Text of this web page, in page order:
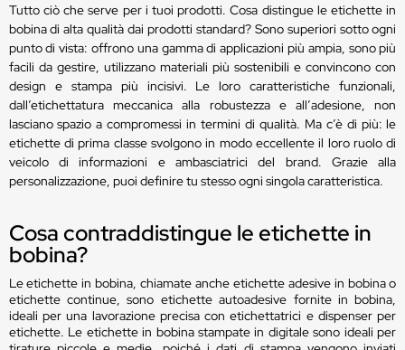
Tutto ciò che serve per i tuoi prodotti. Cosa distingue le etichette in
bobina di alta qualità dai prodotti standard? Sono superiori sotto ogni
punto di vista: offrono una gamma di applicazioni più ampia, sono più
facili da gestire, utilizzano materiali più sostenibili e convincono con
design e stampa più incisivi. Le loro caratteristiche funzionali,
dall’etichettatura meccanica alla robustezza e all’adesione, non
lasciano spazio a compromessi in termini di qualità. Ma c’è di più: le
etichette di prima classe svolgono in modo eccellente il loro ruolo di
veicolo di informazioni e ambasciatrici del brand. Grazie alla
personalizzazione, puoi definire tu stesso ogni singola caratteristica.
Cosa contraddistingue le etichette in
bobina?
Le etichette in bobina, chiamate anche etichette adesive in bobina o
etichette continue, sono etichette autoadesive fornite in bobina,
ideali per una lavorazione precisa con etichettatrici e dispenser per
etichette. Le etichette in bobina stampate in digitale sono ideali per